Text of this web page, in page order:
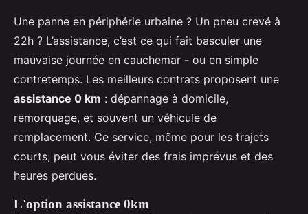
Une panne en périphérie urbaine ? Un pneu crevé à
22h ? L’assistance, c’est ce qui fait basculer une
mauvaise journée en cauchemar - ou en simple
contretemps. Les meilleurs contrats proposent une
assistance 0 km : dépannage à domicile,
remorquage, et souvent un véhicule de
remplacement. Ce service, même pour les trajets
courts, peut vous éviter des frais imprévus et des
heures perdues.
L'option assistance 0km